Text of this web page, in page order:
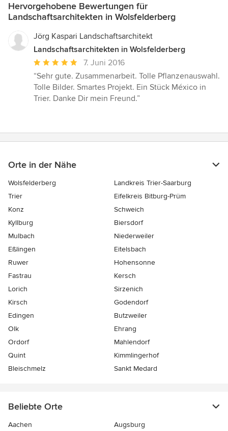
Hervorgehobene Bewertungen für
Landschaftsarchitekten in Wolsfelderberg
Jörg Kaspari Landschaftsarchitekt
Landschaftsarchitekten in Wolsfelderberg
Durchschnittliche
Bewertung:
5
von
7. Juni 2016
“Sehr gute. Zusammenarbeit. Tolle Pflanzenauswahl.
Tolle Bilder. Smartes Projekt. Ein Stück México in
Trier. Danke Dir mein Freund.”
Orte in der Nähe
Wolsfelderberg
Landkreis Trier-Saarburg
Trier
Eifelkreis Bitburg-Prüm
Konz
Schweich
Kyllburg
Biersdorf
Mulbach
Niederweiler
Eßlingen
Eitelsbach
Ruwer
Hohensonne
Fastrau
Kersch
Lorich
Sirzenich
Kirsch
Godendorf
Edingen
Butzweiler
Olk
Ehrang
Ordorf
Mahlendorf
Quint
Kimmlingerhof
Bleischmelz
Sankt Medard
Beliebte Orte
Aachen Augsburg